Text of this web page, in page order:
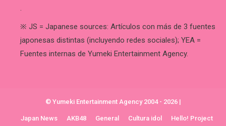
.
※ JS = Japanese sources: Artículos con más de 3 fuentes
japonesas distintas (incluyendo redes sociales); YEA =
Fuentes internas de Yumeki Entertainment Agency.
© Yumeki Entertainment Agency 2004 - 2026 |
Japan News AKB48 General Cultura idol Hello! Project